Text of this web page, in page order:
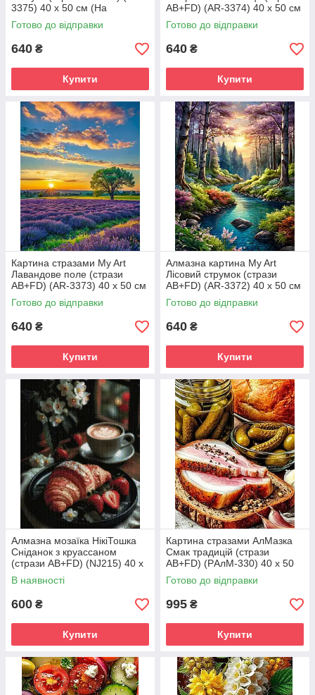
3375) 40 х 50 см (На
підрамнику)
Готово до відправки
640 ₴
Купити
AB+FD) (AR-3374) 40 х 50 см
(На підрамнику)
Готово до відправки
640 ₴
Купити
Картина стразами My Art
Лавандове поле (стрази
AB+FD) (AR-3373) 40 х 50 см
(На підрамнику)
Готово до відправки
640 ₴
Купити
Алмазна картина My Art
Лісовий струмок (стрази
AB+FD) (AR-3372) 40 х 50 см
(На підрамнику)
Готово до відправки
640 ₴
Купити
Алмазна мозаїка НікіТошка
Сніданок з круассаном
(стрази AB+FD) (NJ215) 40 х
50 см (На підрамнику)
В наявності
600 ₴
Купити
Картина стразами АлМазка
Смак традицій (стрази
AB+FD) (PАлМ-330) 40 х 50
см (На підрамнику)
Готово до відправки
995 ₴
Купити